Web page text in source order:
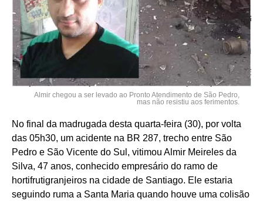
Almir chegou a ser levado ao Pronto Atendimento de São Pedro,
mas não resistiu aos ferimentos.
No final da madrugada desta quarta-feira (30), por volta
das 05h30, um acidente na BR 287, trecho entre São
Pedro e São Vicente do Sul, vitimou Almir Meireles da
Silva, 47 anos, conhecido empresário do ramo de
hortifrutigranjeiros na cidade de Santiago. Ele estaria
seguindo ruma a Santa Maria quando houve uma colisão